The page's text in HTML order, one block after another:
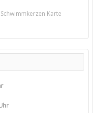
Karte